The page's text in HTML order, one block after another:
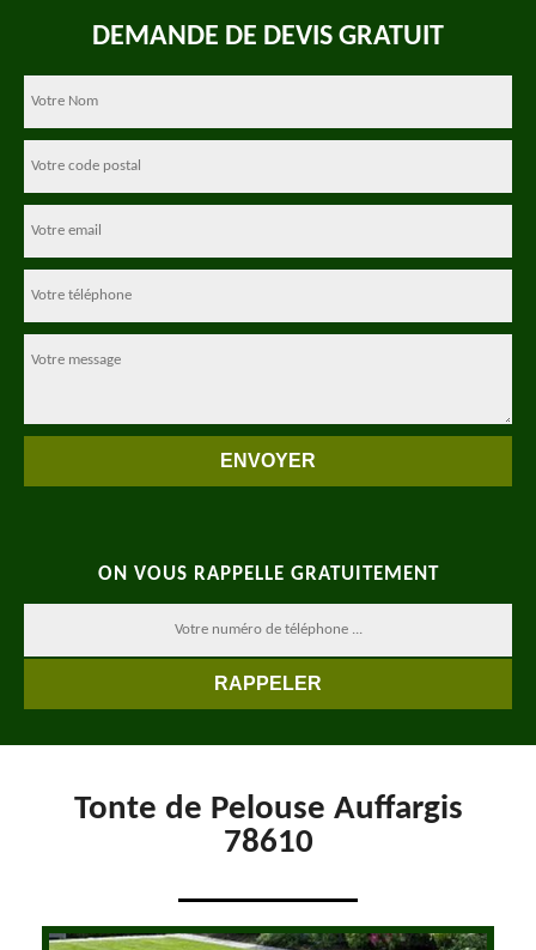
DEMANDE DE DEVIS GRATUIT
ON VOUS RAPPELLE GRATUITEMENT
Tonte de Pelouse Auffargis
78610